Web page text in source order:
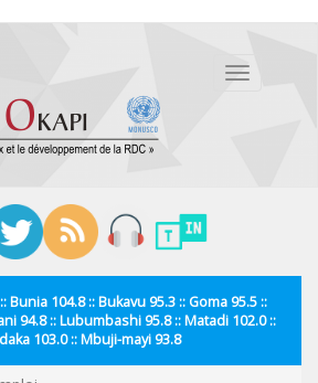
Toggle
Bunia 104.8 :: Bukavu 95.3 :: Goma 95.5 ::
94.8 :: Lubumbashi 95.8 :: Matadi 102.0 ::
103.0 :: Mbuji-mayi 93.8